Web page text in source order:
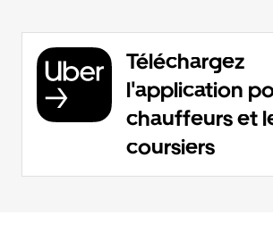
Téléchargez
l'application
chauffeurs et
coursiers